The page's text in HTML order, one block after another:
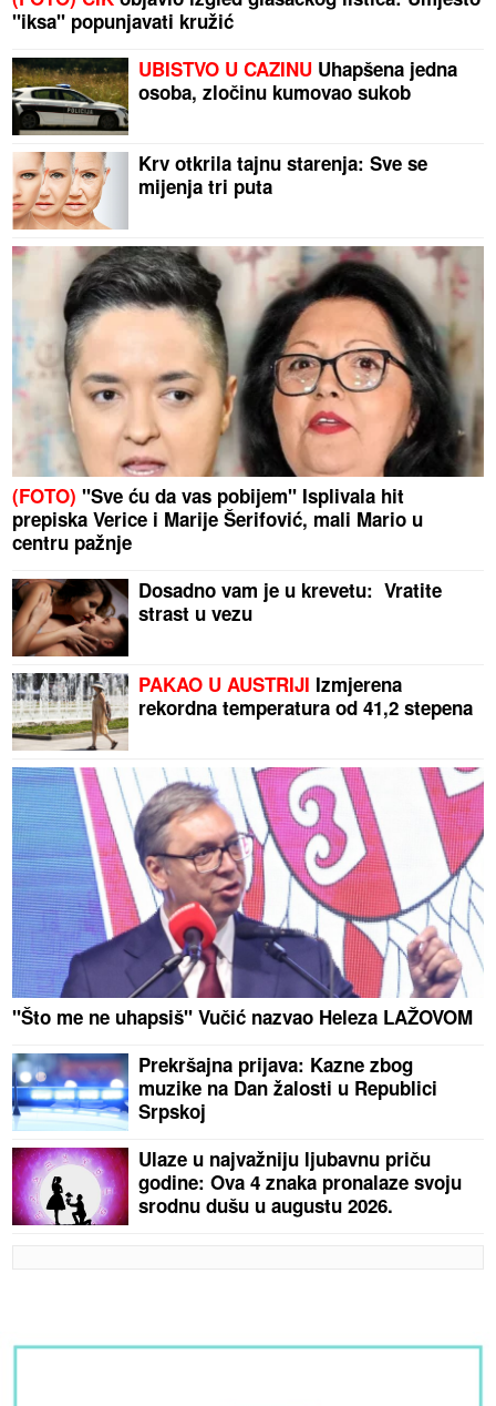
"iksa" popunjavati kružić
UBISTVO U CAZINU Uhapšena jedna
osoba, zločinu kumovao sukob
Krv otkrila tajnu starenja: Sve se
mijenja tri puta
(FOTO) "Sve ću da vas pobijem" Isplivala hit
prepiska Verice i Marije Šerifović, mali Mario u
centru pažnje
Dosadno vam je u krevetu: Vratite
strast u vezu
PAKAO U AUSTRIJI Izmjerena
rekordna temperatura od 41,2 stepena
"Što me ne uhapsiš" Vučić nazvao Heleza LAŽOVOM
Prekršajna prijava: Kazne zbog
muzike na Dan žalosti u Republici
Srpskoj
Ulaze u najvažniju ljubavnu priču
godine: Ova 4 znaka pronalaze svoju
srodnu dušu u augustu 2026.